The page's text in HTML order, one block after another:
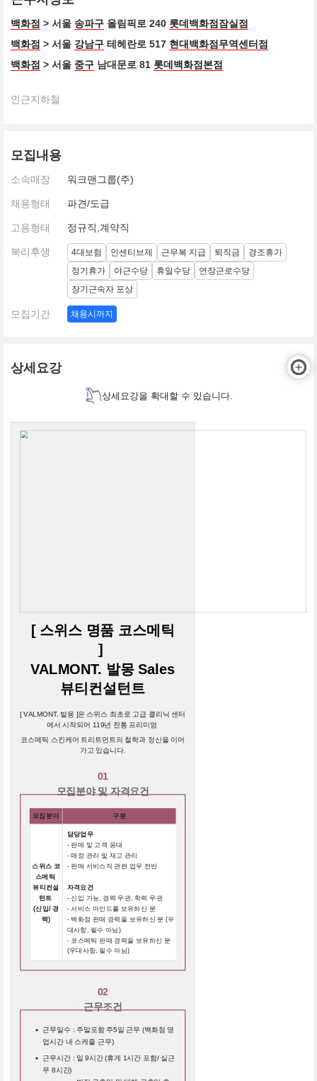
백화점 > 서울 송파구 올림픽로 240 롯데백화점잠실점
백화점 > 서울 강남구 테헤란로 517 현대백화점무역센터점
백화점 > 서울 중구 남대문로 81 롯데백화점본점
인근지하철
모집내용
소속매장 워크맨그룹(주)
채용형태 파견/도급
고용형태 정규직,계약직
복리후생 4대보험 인센티브제 근무복 지급 퇴직금
경조휴가
정기휴가
야근수당 휴일수당
연장근로수당
장기근속자 포상
모집기간 채용시까지
상세요강
상세요강을 확대할 수 있습니다.
[ 스위스 명품 코스메틱
]
VALMONT. 발몽 Sales
뷰티컨설턴트
[ VALMONT. 발몽 ]은 스위스 최초로 고급 클리닉 센터
에서 시작되어 119년 전통 프리미엄
코스메틱 스킨케어 트리트먼트의 철학과 정신을 이어
가고 있습니다.
01
모집분야 및 자격요건
모집분야 구분
스위스 코
스메틱
뷰티컨설
턴트
(신입/ 경
력)
담당업무
- 판매 및 고객 응대
- 매장 관리 및 재고 관리
- 판매 서비스직 관련 업무 전반
자격요건
- 신입 가능, 경력 무관, 학력 무관
- 서비스 마인드를 보유하신 분
- 백화점 판매 경력을 보유하신 분 (우
대사항, 필수 아님)
- 코스메틱 판매 경력을 보유하신 분
(우대사항, 필수 아님)
02
근무조건
근무일수 : 주말포함 주5일 근무 (백화점 영
업시간 내 스케줄 근무)
근무시간 : 일 9시간 (휴게 1시간 포함/ 실근
무 8시간)